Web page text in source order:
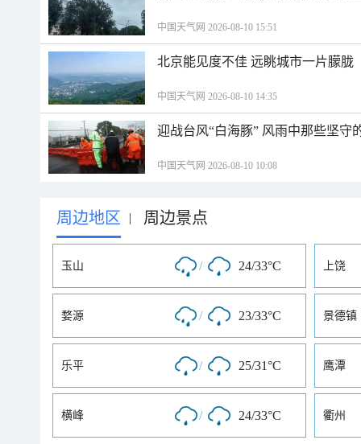
中国天气网 2026-08-10 15:51
北京能见度不佳 远眺城市一片朦胧
中国天气网 2026-08-10 14:35
迎战台风“白海豚” 风雨中那些坚守
中国天气网 2026-08-10 10:08
周边地区 | 周边景点
玉山 / 24/33°C 上饶
婺源 / 23/33°C 景德镇
乐平 / 25/31°C 鹰潭
横峰 / 24/33°C 衢州